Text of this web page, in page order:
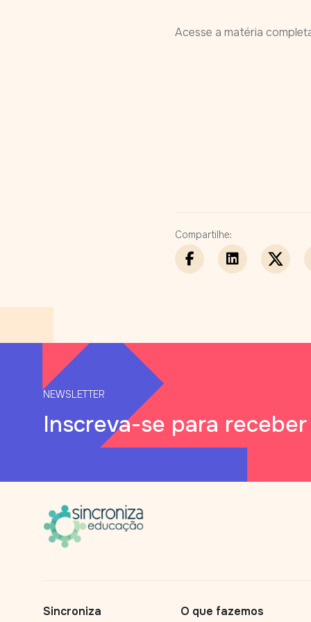
Acesse a matéria
Compartilhe:
NEWSLETTER
Inscreva-se para
Sincroniza O que fazemos